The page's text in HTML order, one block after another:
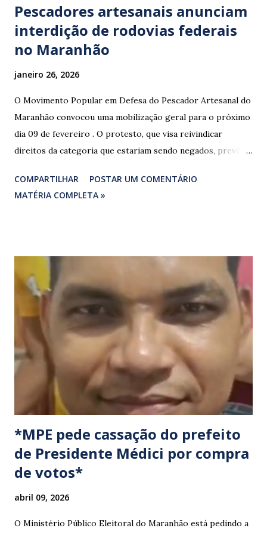
Pescadores artesanais anunciam
interdição de rodovias federais
no Maranhão
janeiro 26, 2026
O Movimento Popular em Defesa do Pescador Artesanal do
Maranhão convocou uma mobilização geral para o próximo
dia 09 de fevereiro . O protesto, que visa reivindicar
direitos da categoria que estariam sendo negados, prevê o
federais que cortam o estado. ​As interdições estão
programadas para começar às 07:00 da manhã e, segundo
manifestação busca chamar a atenção das autoridades para
a pauta da pesca artesanal maranhense, exigindo o
cumprimento de garantias e assistência aos trabalhadores
do setor. Motoristas que planejam trafegar por essas
regiões na data devem estar atentos a possíveis
congestionamentos e atrasos.
COMPARTILHAR
POSTAR UM COMENTÁRIO
MATÉRIA COMPLETA »
*MPE pede cassação do prefeito
de Presidente Médici por compra
de votos*
abril 09, 2026
O Ministério Público Eleitoral do Maranhão está pedindo a